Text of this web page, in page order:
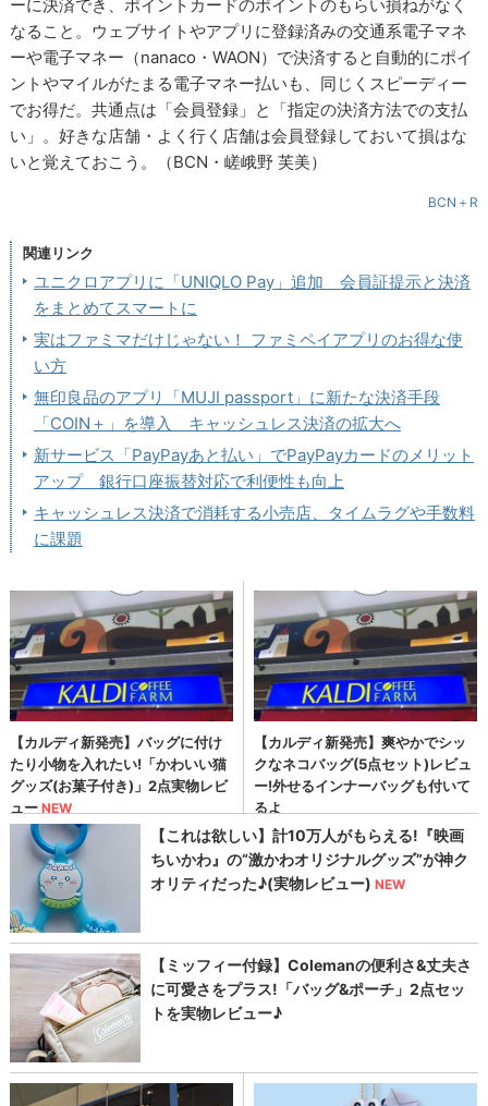
ーに決済でき、ポイントカードのポイントのもらい損ねがなく
なること。ウェブサイトやアプリに登録済みの交通系電子マネ
ーや電子マネー（nanaco・WAON）で決済すると自動的にポイ
ントやマイルがたまる電子マネー払いも、同じくスピーディー
でお得だ。共通点は「会員登録」と「指定の決済方法での支払
い」。好きな店舗・よく行く店舗は会員登録しておいて損はな
いと覚えておこう。（BCN・嵯峨野 芙美）
BCN＋R
関連リンク
ユニクロアプリに「UNIQLO Pay」追加 会員証提示と決済
をまとめてスマートに
実はファミマだけじゃない！ ファミペイアプリのお得な使
い方
無印良品のアプリ「MUJI passport」に新たな決済手段
「COIN＋」を導入 キャッシュレス決済の拡大へ
新サービス「PayPayあと払い」でPayPayカードのメリット
アップ 銀行口座振替対応で利便性も向上
キャッシュレス決済で消耗する小売店、タイムラグや手数料
に課題